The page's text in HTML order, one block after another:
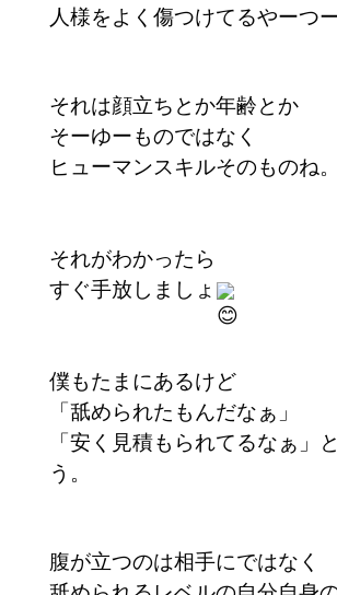
人様をよく傷つけてるやーつー
それは顔立ちとか年齢とか
そーゆーものではなく
ヒューマンスキルそのものね。
それがわかったら
すぐ手放しましょ
僕もたまにあるけど
「舐められたもんだなぁ」
「安く見積もられてるなぁ」
う。
腹が立つのは相手にではなく